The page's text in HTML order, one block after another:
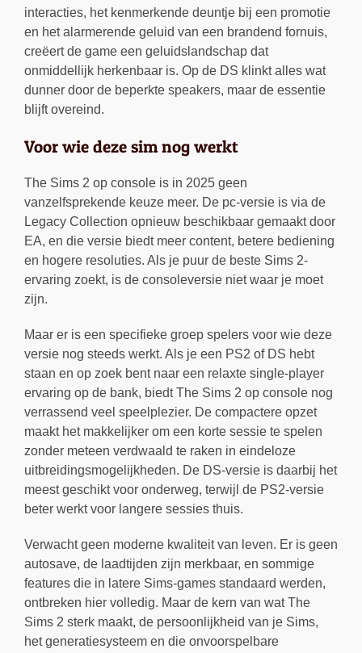
interacties, het kenmerkende deuntje bij een promotie
en het alarmerende geluid van een brandend fornuis,
creëert de game een geluidslandschap dat
onmiddellijk herkenbaar is. Op de DS klinkt alles wat
dunner door de beperkte speakers, maar de essentie
blijft overeind.
Voor wie deze sim nog werkt
The Sims 2 op console is in 2025 geen
vanzelfsprekende keuze meer. De pc-versie is via de
Legacy Collection opnieuw beschikbaar gemaakt door
EA, en die versie biedt meer content, betere bediening
en hogere resoluties. Als je puur de beste Sims 2-
ervaring zoekt, is de consoleversie niet waar je moet
zijn.
Maar er is een specifieke groep spelers voor wie deze
versie nog steeds werkt. Als je een PS2 of DS hebt
staan en op zoek bent naar een relaxte single-player
ervaring op de bank, biedt The Sims 2 op console nog
verrassend veel speelplezier. De compactere opzet
maakt het makkelijker om een korte sessie te spelen
zonder meteen verdwaald te raken in eindeloze
uitbreidingsmogelijkheden. De DS-versie is daarbij het
meest geschikt voor onderweg, terwijl de PS2-versie
beter werkt voor langere sessies thuis.
Verwacht geen moderne kwaliteit van leven. Er is geen
autosave, de laadtijden zijn merkbaar, en sommige
features die in latere Sims-games standaard werden,
ontbreken hier volledig. Maar de kern van wat The
Sims 2 sterk maakt, de persoonlijkheid van je Sims,
het generatiesysteem en die onvoorspelbare